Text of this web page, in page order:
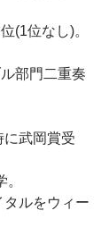
(1位なし)。
部門二重奏
に武岡賞受
ルをウィー